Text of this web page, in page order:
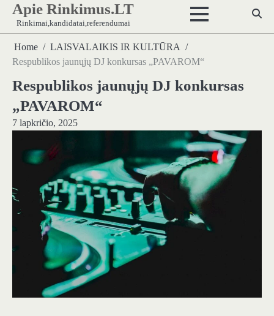
Skip
content
Apie Rinkimus.LT
Rinkimai,kandidatai,referendumai
Home
LAISVALAIKIS IR KULTŪRA
Respublikos jaunųjų DJ konkursas „PAVAROM“
Respublikos jaunųjų DJ konkursas
„PAVAROM“
7 lapkričio, 2025